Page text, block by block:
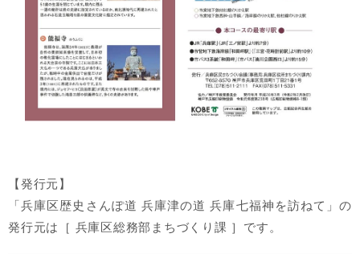
【発行元】
「兵庫区歴史さんぽ道 兵庫津の道 兵庫七福神を訪ねて」の
発行元は［ 兵庫区総務部まちづくり課 ］です。